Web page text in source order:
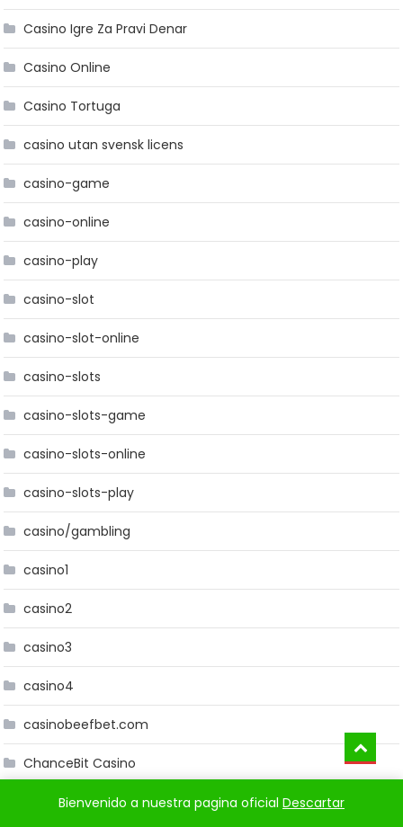
Casino Igre Za Pravi Denar
Casino Online
Casino Tortuga
casino utan svensk licens
casino-game
casino-online
casino-play
casino-slot
casino-slot-online
casino-slots
casino-slots-game
casino-slots-online
casino-slots-play
casino/gambling
casino1
casino2
casino3
casino4
casinobeefbet.com
ChanceBit Casino
chaparralautomoveis.com
Bienvenido a nuestra pagina oficial Descartar